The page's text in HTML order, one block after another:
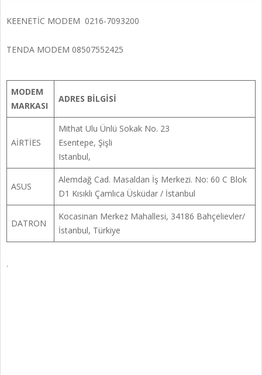
KEENETİC MODEM 0216-7093200
TENDA MODEM 08507552425
MODEM
MARKASI
ADRES BİLGİSİ
AİRTİES
Mithat Ulu Ünlü Sokak No. 23
Esentepe, Şişli
Istanbul,
ASUS
Alemdağ Cad. Masaldan İş Merkezi. No: 60 C Blok
D1 Kısıklı Çamlıca Üsküdar / İstanbul
DATRON
Kocasinan Merkez Mahallesi, 34186 Bahçelievler/
İstanbul, Türkiye
.